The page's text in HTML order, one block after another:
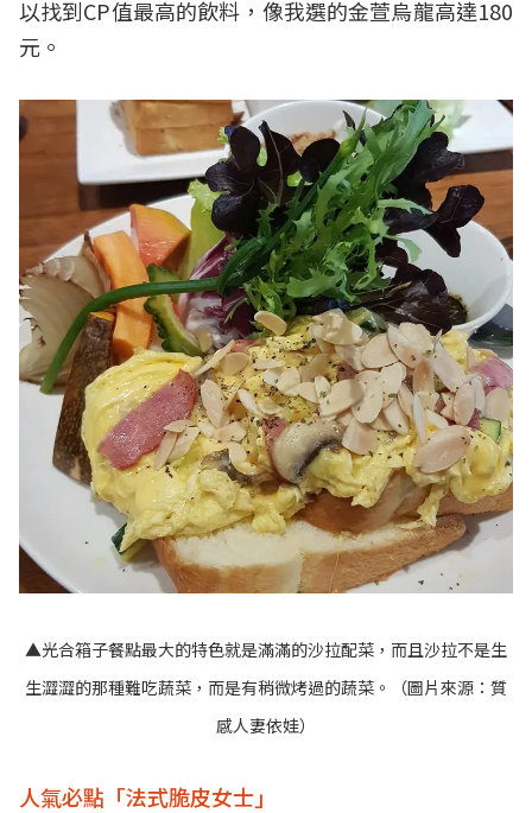
以找到CP值最高的飲料，像我選的金萱烏龍高達180
元。
▲光合箱子餐點最大的特色就是滿滿的沙拉配菜，而且沙拉不是生
生澀澀的那種難吃蔬菜，而是有稍微烤過的蔬菜。（圖片來源： 質
感人妻依娃）
人氣必點「法式脆皮女士」